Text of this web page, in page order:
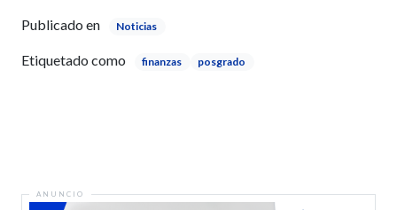
Publicado en Noticias
Etiquetado como finanzas posgrado